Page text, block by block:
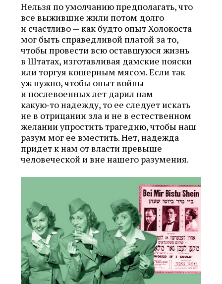
Нельзя по умолчанию предполагать, что
все выжившие жили потом долго
и счастливо — как будто опыт Холокоста
мог быть справедливой платой за то,
чтобы провести всю оставшуюся жизнь
в Штатах, изготавливая дамские пояски
или торгуя кошерным мясом. Если так
уж нужно, чтобы опыт войны
и послевоенных лет дарил нам
какую‑то надежду, то ее следует искать
не в отрицании зла и не в естественном
желании упростить трагедию, чтобы наш
разум мог ее вместить. Нет, надежда
придет к нам от власти превыше
человеческой и вне нашего разумения.